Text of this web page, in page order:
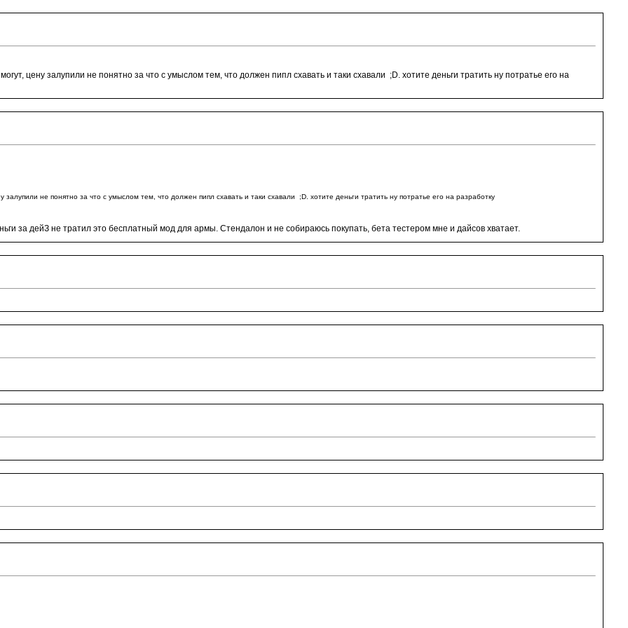
цену залупили не понятно за что с умыслом тем, что должен пипл схавать и таки схавали ;D. хотите деньги тратить ну потратье его на
не понятно за что с умыслом тем, что должен пипл схавать и таки схавали ;D. хотите деньги тратить ну потратье его на разработку
за дейЗ не тратил это бесплатный мод для армы. Стендалон и не собираюсь покупать, бета тестером мне и дайсов хватает.